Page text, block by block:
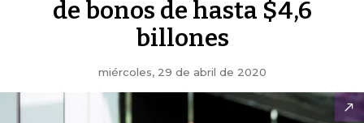
de bonos de hasta $4,6
billones
miércoles, 29 de abril de 2020